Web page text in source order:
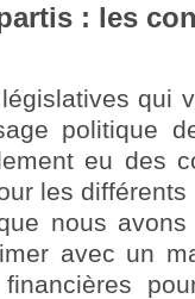
: les
qui
politique
eu des
les
nous
avec un